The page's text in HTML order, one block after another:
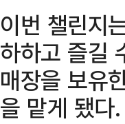
이번 챌린지
하하고 즐길
매장을 보유
을 맡게 됐다.